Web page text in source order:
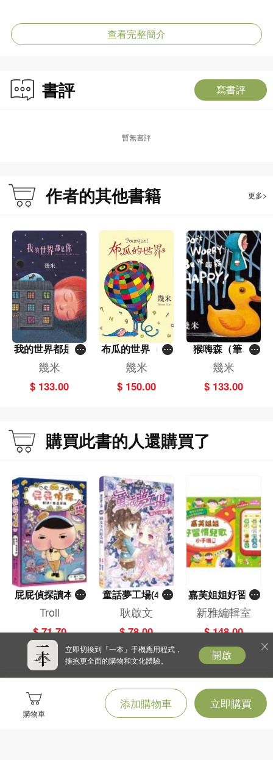
購物車
添加購物車 立即購買
哪裡去，還好，守護天使一直眷顧著她。她只是希望有什麼人在出口等著她，陪
她走一段路呢⋯⋯
《地下鐵》是幾米最知名、最受歡迎的經典繪本之一，描述一位盲女鼓勵自己走
可是，那段日子，我卻常常懷疑這一切的真實性。是否真的有一個幾米存在？這
一切會不會又瞬間消逝？
在那樣的心境下，盲女成了我的化身，她所走進的地下鐵世界，雖然斑斕多彩，
卻也時時被死亡陰影籠罩。
我藉著這個故事，重新省視自己這些年來的生活，我想我不停地自我鼓勵，也間
接地安慰了別人。」
——幾米
查看完整簡介
書評 寫書評
暫無書評
作者的其他書籍 更多>
我的世界都是你
（平裝）
幾米
$ 133.00
布瓜的世界（精
裝三版）
幾米
$ 150.00
猴嗨森（筆記
書）
幾米
$ 133.00
購買此書的人還購買了
屁屁偵探讀本(1
3)－－對決！怪
篇）
Troll
$ 71.70
童話夢工場(40)
——織女下凡結
奇緣
耿啟文
$ 78.00
嘉芙姐姐好習慣
兒歌小手機
新雅編輯室
$ 148.00
立即切換到「一本」手機應用程式，
擁抱更全面的購物和文化體驗。
開啟